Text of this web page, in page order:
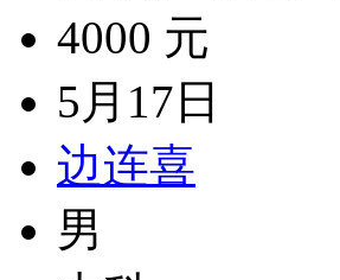
4000 元
5月17日
边连喜
男